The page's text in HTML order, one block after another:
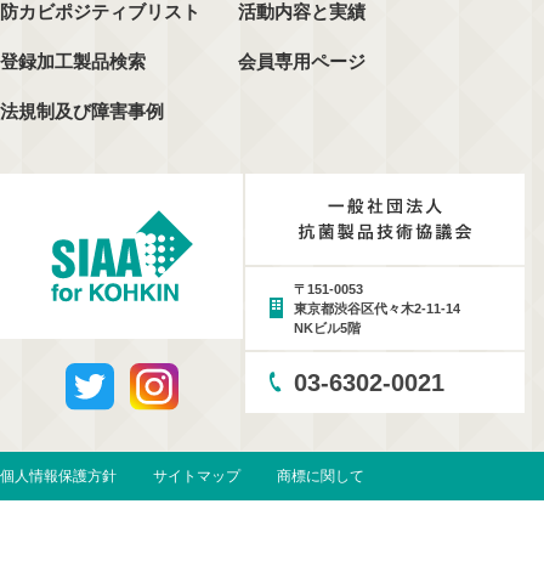
防カビポジティブリスト
登録加工製品検索
法規制及び障害事例
活動内容と実績
会員専用ページ
〒151-0053
東京都渋谷区代々木2-11-14
NKビル5階
03-6302-0021
個人情報保護方針 サイトマップ 商標に関して